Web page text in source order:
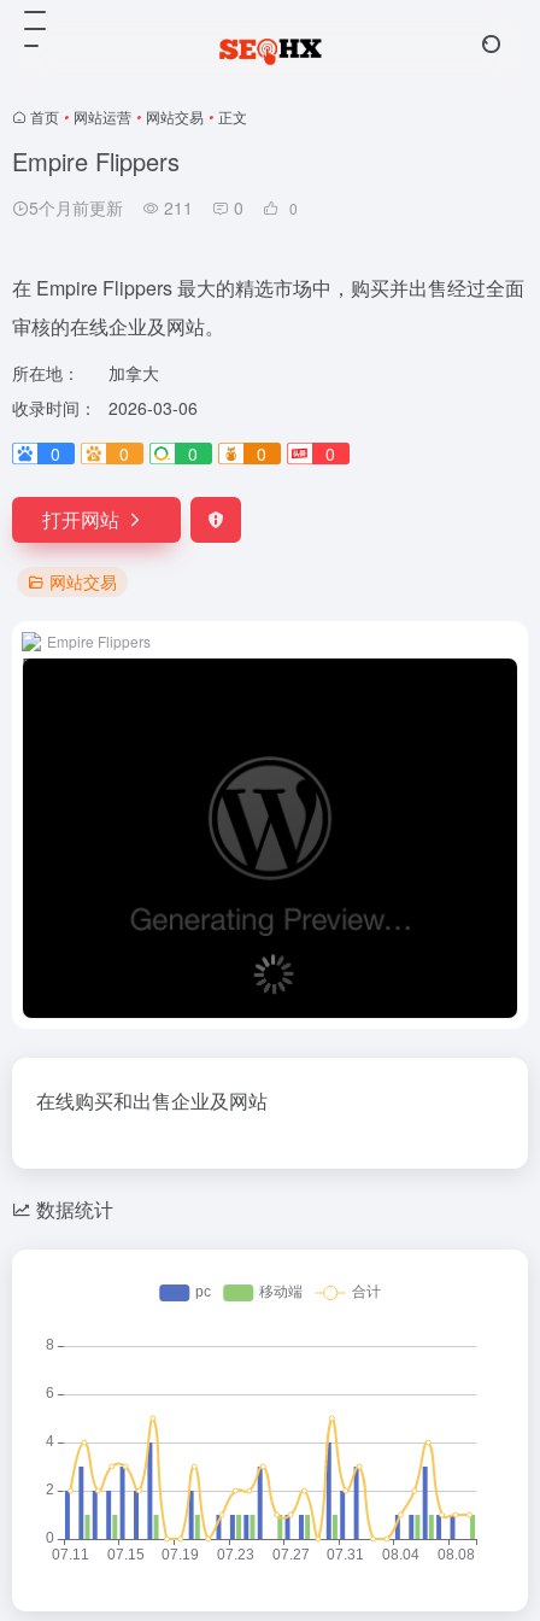
首页 • 网站运营 • 网站交易 • 正文
Empire Flippers
5个月前更新 211 0 0
在 Empire Flippers 最大的精选市场中，购买并出售经过全面
审核的在线企业及网站。
所在地：
加拿大
收录时间：
2026-03-06
0
0 0 0 0
打开网站
网站交易
Empire Flippers
在线购买和出售企业及网站
数据统计